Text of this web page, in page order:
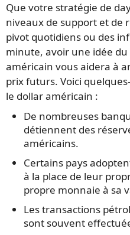
Que votre stratégie de
niveaux de support et de
pivot quotidiens ou des
minute, avoir une idée
américain vous aidera à
prix futurs. Voici
le dollar américain :
De nombreuses
détiennent des
américains.
Certains pays
à la place de leur
propre monnaie à sa
Les transactions
sont souvent